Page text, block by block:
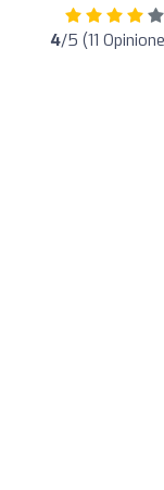
4/5 (11